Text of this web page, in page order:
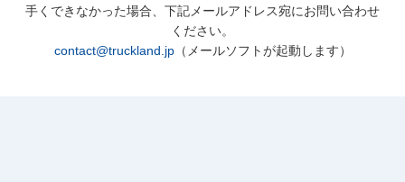
手くできなかった場合、下記メールアドレス宛にお問い合わせ
ください。
contact@truckland.jp（メールソフトが起動します）